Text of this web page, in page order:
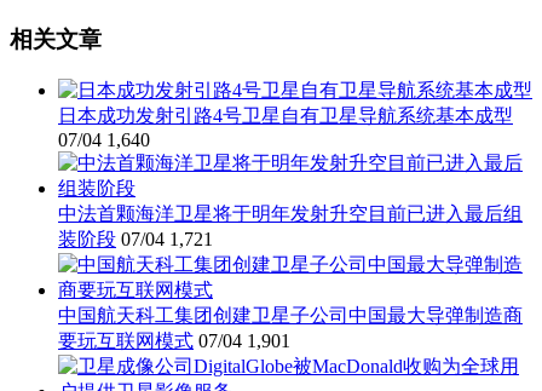
相关文章
日本成功发射引路4号卫星自有卫星导航系统基本成型
07/04 1,640
中法首颗海洋卫星将于明年发射升空目前已进入最后组
装阶段 07/04 1,721
中国航天科工集团创建卫星子公司中国最大导弹制造商
要玩互联网模式 07/04 1,901